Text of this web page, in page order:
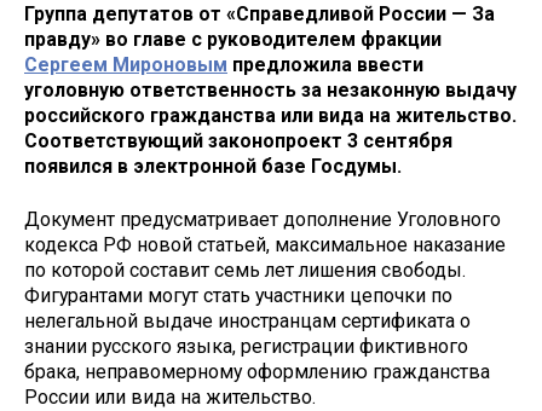
Группа депутатов от «Справедливой России — За
правду» во главе с руководителем фракции
Сергеем Мироновым предложила ввести
уголовную ответственность за незаконную выдачу
российского гражданства или вида на жительство.
Соответствующий законопроект 3 сентября
появился в электронной базе Госдумы.
Документ предусматривает дополнение Уголовного
кодекса РФ новой статьей, максимальное наказание
по которой составит семь лет лишения свободы.
Фигурантами могут стать участники цепочки по
нелегальной выдаче иностранцам сертификата о
знании русского языка, регистрации фиктивного
брака, неправомерному оформлению гражданства
России или вида на жительство.